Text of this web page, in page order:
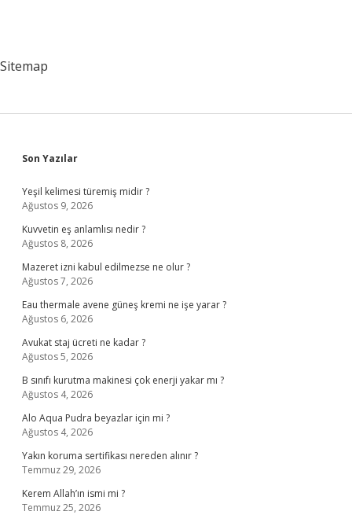
Sitemap
Sidebar
Son Yazılar
Yeşil kelimesi türemiş midir ?
Ağustos 9, 2026
Kuvvetin eş anlamlısı nedir ?
Ağustos 8, 2026
Mazeret izni kabul edilmezse ne olur ?
Ağustos 7, 2026
Eau thermale avene güneş kremi ne işe yarar ?
Ağustos 6, 2026
Avukat staj ücreti ne kadar ?
Ağustos 5, 2026
B sınıfı kurutma makinesi çok enerji yakar mı ?
Ağustos 4, 2026
Alo Aqua Pudra beyazlar için mi ?
Ağustos 4, 2026
Yakın koruma sertifikası nereden alınır ?
Temmuz 29, 2026
Kerem Allah’ın ismi mi ?
Temmuz 25, 2026